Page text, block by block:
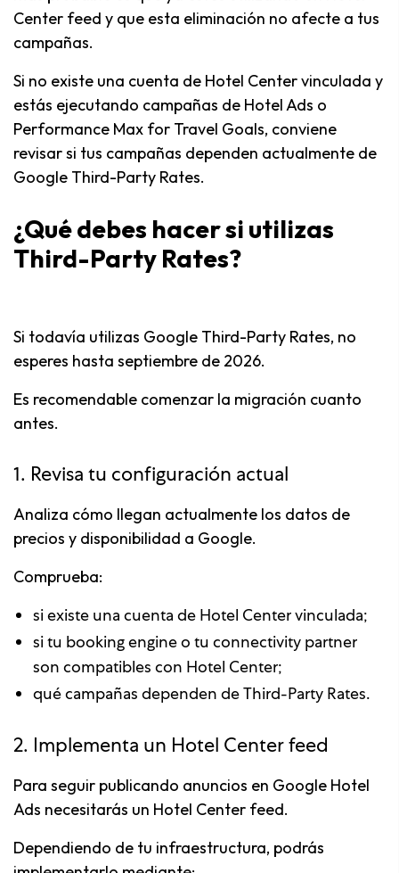
Center feed y que esta eliminación no afecte a tus
campañas.
Si no existe una cuenta de Hotel Center vinculada y
estás ejecutando campañas de Hotel Ads o
Performance Max for Travel Goals, conviene
revisar si tus campañas dependen actualmente de
Google Third-Party Rates.
¿Qué debes hacer si utilizas
Third-Party Rates?
Si todavía utilizas Google Third-Party Rates, no
esperes hasta septiembre de 2026.
Es recomendable comenzar la migración cuanto
antes.
1. Revisa tu configuración actual
Analiza cómo llegan actualmente los datos de
precios y disponibilidad a Google.
Comprueba:
si existe una cuenta de Hotel Center vinculada;
si tu booking engine o tu connectivity partner
son compatibles con Hotel Center;
qué campañas dependen de Third-Party Rates.
2. Implementa un Hotel Center feed
Para seguir publicando anuncios en Google Hotel
Ads necesitarás un Hotel Center feed.
Dependiendo de tu infraestructura, podrás